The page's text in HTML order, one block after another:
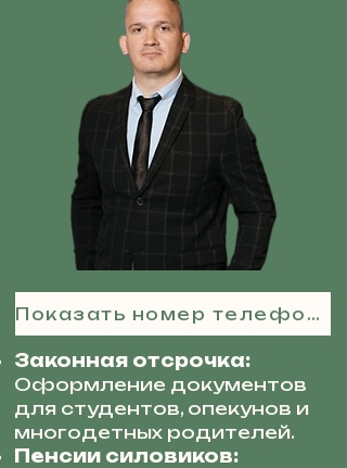
Показать номер телефона
Законная отсрочка:
Оформление документов
для студентов, опекунов и
многодетных родителей.
Пенсии силовиков: